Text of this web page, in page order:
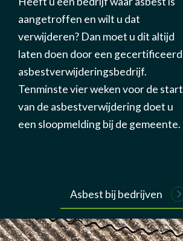
aangetroffen en wilt u dat
verwijderen? Dan moet u dit altijd
laten doen door een gecertificeerd
asbestverwijderingsbedrijf.
Tenminste vier weken voor de start
van de asbestverwijdering doet u
een sloopmelding bij de gemeente.
Asbest bij bedrijven